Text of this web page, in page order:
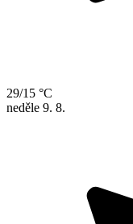
29/15 °C
neděle 9. 8.